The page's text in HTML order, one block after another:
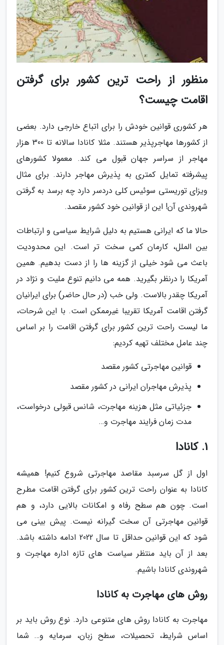
منظور از راحت ترین کشور برای گرفتن
اقامت چیست؟
هر کشوری قوانین خودش را برای اتباع خارجی دارد. بعضی
از کشورها مهاجرپذیر هستند. مثلا کانادا سالانه تا 300 هزار
مهاجر از سراسر جهان قبول می کند. معمولا کشورهای
پیشرفته تمایل کمتری به پذیرش مهاجر دارند. برای مثال
ویزای توریستی سوئیس کلی دردسر دارد چه برسد به گرفتن
شهروندی آن! این از قوانین خود کشور مقصد.
حالا ما که ایرانی هستیم به دلیل شرایط سیاسی و ارتباطات
بین الملل، کارمان کمی سخت تر است. این محدودیت
باعث می شود خیلی از گزینه ها را از دست بدهیم. همین
آمریکا را درنظر بگیرید. همه می دانیم تنوع ملیت و نژاد در
آمریکا چقدر بالاست. ولی خب (در حال حاضر) برای ایرانیان
گرفتن اقامت آمریکا تقریبا غیرممکن است. با این شرحات،
ما لیست راحت ترین کشور برای گرفتن اقامت را بر اساس
چند عامل مختلف تهیه کردیم:
قوانین مهاجرتی کشور مقصد
پذیرش مهاجران ایرانی در کشور مقصد
جزئیاتی مثل هزینه مهاجرت، شانس قبولی درخواست،
مدت زمان فرایند مهاجرت و…
1. کانادا
اول از گل سرسبد مقاصد مهاجرتی شروع کنیم! همیشه
کانادا به عنوان راحت ترین کشور برای گرفتن اقامت مطرح
است. چون هم سطح رفاه و امکانات بالایی دارد، و هم
قوانین مهاجرتی آن سخت گیرانه نیست. پیش بینی می
شود که این قوانین حداقل تا سال 2022 ادامه داشته باشد.
بعد از آن باید منتظر سیاست های تازه اداره مهاجرت و
شهروندی کانادا باشیم.
روش های مهاجرت به کانادا
مهاجرت به کانادا روش های متنوعی دارد. نوع روش باید بر
اساس شرایط، تحصیلات، سطح زبان، سرمایه و… شما